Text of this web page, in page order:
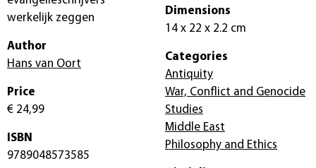
werkelijk zeggen
Author
Hans van Oort
Price
€ 24,99
ISBN
9789048573585
Dimensions
14 x 22 x 2.2 cm
Categories
Antiquity
War, Conflict and Genocide
Studies
Middle East
Philosophy and Ethics